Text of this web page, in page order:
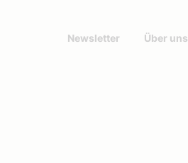
Newsletter Über uns